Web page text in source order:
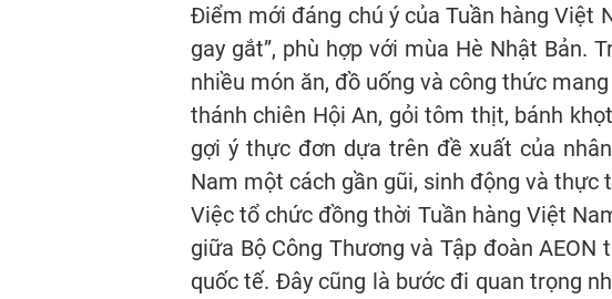
Điểm mới đáng chú ý của Tuần hàng Việt
gay gắt”, phù hợp với mùa Hè Nhật Bản.
nhiều món ăn, đồ uống và công thức
thánh chiên Hội An, gỏi tôm thịt, bánh
gợi ý thực đơn dựa trên đề xuất của
Nam một cách gần gũi, sinh động và thực
Việc tổ chức đồng thời Tuần hàng Việt
giữa Bộ Công Thương và Tập đoàn
quốc tế. Đây cũng là bước đi quan trọng